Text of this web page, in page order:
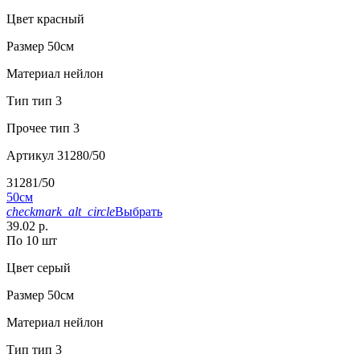
Цвет красный
Размер 50см
Материал нейлон
Тип тип 3
Прочее тип 3
Артикул 31280/50
31281/50
50см
checkmark_alt_circleВыбрать
39.02 р.
По 10 шт
Цвет серый
Размер 50см
Материал нейлон
Тип тип 3